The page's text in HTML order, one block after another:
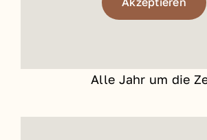
Alle Jahr um die